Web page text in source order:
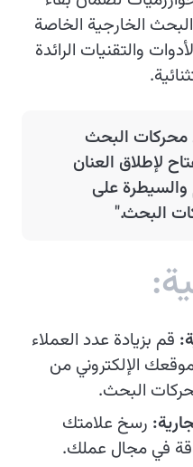
الخارجية الخاصة
والتقنيات الرائدة
محركات البحث
لإطلاق العنان
على
البحث."
ية:
قم بزيادة عدد العملاء
الإلكتروني من
البحث.
رسخ علامتك
في مجال عملك.